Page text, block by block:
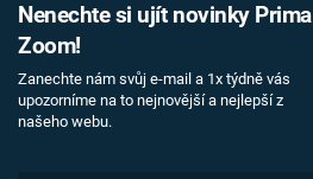
Nenechte si ujít novinky Prima
Zoom!
Zanechte nám svůj e-mail a 1x týdně vás
upozorníme na to nejnovější a nejlepší z
našeho webu.